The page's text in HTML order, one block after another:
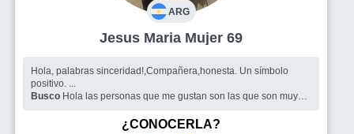
ARG
Jesus Maria Mujer 69
Hola, palabras sinceridad!,Compañera,honesta. Un símbolo
positivo. ...
Busco Hola las personas que me gustan son las que son muy
¿CONOCERLA?